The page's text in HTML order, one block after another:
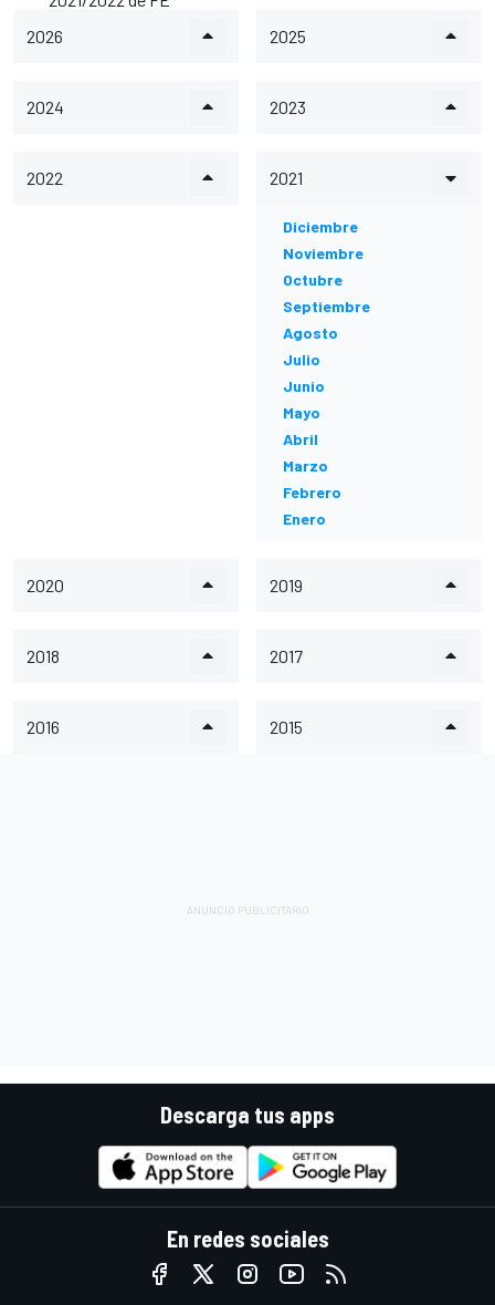
2026
2025
2024 2023
2022 2021
Diciembre
Noviembre
Octubre
Septiembre
Agosto
Julio
Junio
Mayo
Abril
Marzo
Febrero
Enero
2020 2019
2018 2017
2016 2015
Descarga tus apps
En redes sociales